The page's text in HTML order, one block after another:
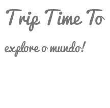
Trip Time To
explore o mundo!